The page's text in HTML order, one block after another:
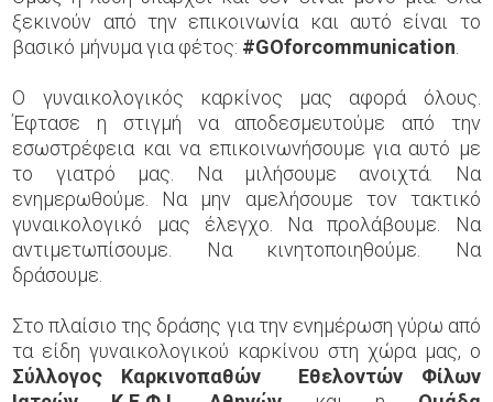
ξεκινούν από την επικοινωνία και αυτό είναι το
βασικό μήνυμα για φέτος: #GOforcommunication.
Ο γυναικολογικός καρκίνος μας αφορά όλους.
Έφτασε η στιγμή να αποδεσμευτούμε από την
εσωστρέφεια και να επικοινωνήσουμε για αυτό με
το γιατρό μας. Να μιλήσουμε ανοιχτά. Να
ενημερωθούμε. Να μην αμελήσουμε τον τακτικό
γυναικολογικό μας έλεγχο. Να προλάβουμε. Να
αντιμετωπίσουμε. Να κινητοποιηθούμε. Να
δράσουμε.
Στο πλαίσιο της δράσης για την ενημέρωση γύρω από
τα είδη γυναικολογικού καρκίνου στη χώρα μας, o
Σύλλογος Καρκινοπαθών Εθελοντών Φίλων